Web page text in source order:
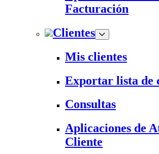
Facturación
Clientes
Mis clientes
Exportar lista de
Consultas
Aplicaciones de
Cliente